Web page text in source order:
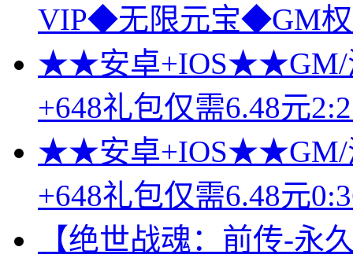
VIP◆无限元宝◆GM
★★安卓+IOS★★GM/
+648礼包仅需6.48元
★★安卓+IOS★★GM/
+648礼包仅需6.48元
【绝世战魂：前传-永